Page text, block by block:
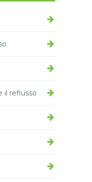
il reflusso